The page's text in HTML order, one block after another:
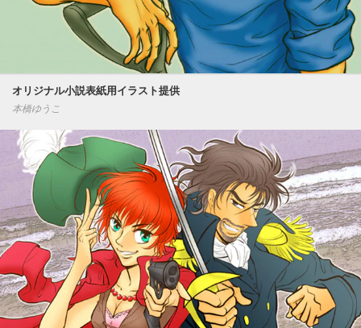
オリジナル小説表紙用イラスト提供
本橋ゆうこ